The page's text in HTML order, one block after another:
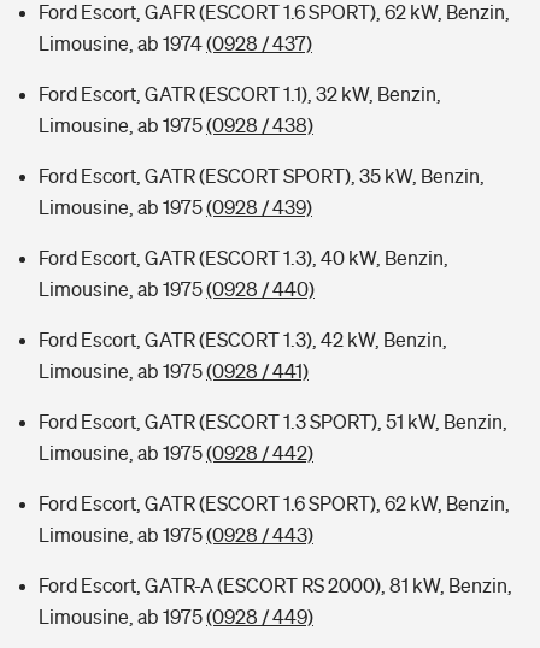
Ford Escort, GAFR (ESCORT 1.6 SPORT), 62 kW, Benzin,
Limousine, ab 1974(0928 / 437)
Ford Escort, GATR (ESCORT 1.1), 32 kW, Benzin,
Limousine, ab 1975(0928 / 438)
Ford Escort, GATR (ESCORT SPORT), 35 kW, Benzin,
Limousine, ab 1975(0928 / 439)
Ford Escort, GATR (ESCORT 1.3), 40 kW, Benzin,
Limousine, ab 1975(0928 / 440)
Ford Escort, GATR (ESCORT 1.3), 42 kW, Benzin,
Limousine, ab 1975(0928 / 441)
Ford Escort, GATR (ESCORT 1.3 SPORT), 51 kW, Benzin,
Limousine, ab 1975(0928 / 442)
Ford Escort, GATR (ESCORT 1.6 SPORT), 62 kW, Benzin,
Limousine, ab 1975(0928 / 443)
Ford Escort, GATR-A (ESCORT RS 2000), 81 kW, Benzin,
Limousine, ab 1975(0928 / 449)